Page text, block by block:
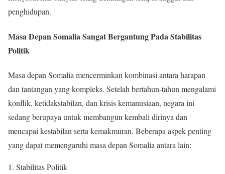
penghidupan.
Masa Depan Somalia Sangat Bergantung Pada Stabilitas
Politik
Masa depan Somalia mencerminkan kombinasi antara harapan
dan tantangan yang kompleks. Setelah bertahun-tahun mengalami
konflik, ketidakstabilan, dan krisis kemanusiaan, negara ini
sedang berupaya untuk membangun kembali dirinya dan
mencapai kestabilan serta kemakmuran. Beberapa aspek penting
yang dapat memengaruhi masa depan Somalia antara lain:
1. Stabilitas Politik